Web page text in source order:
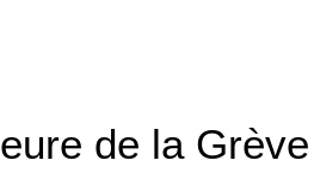
de la Grève